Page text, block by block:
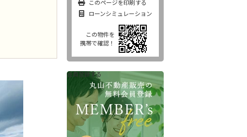
このページを印刷する
ローンシミュレーション
この物件を
携帯で確認！
会員登録する